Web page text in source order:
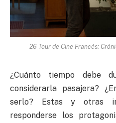
26 Tour de Cine Francés:
¿Cuánto tiempo debe
considerarla pasajera?
serlo? Estas y otras
responderse los